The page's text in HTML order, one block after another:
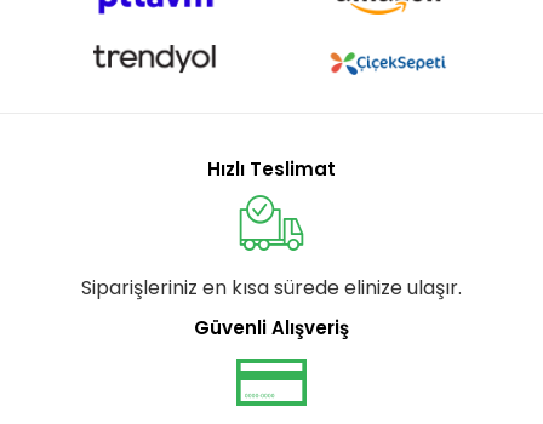
Hızlı Teslimat
Siparişleriniz en kısa sürede elinize ulaşır.
Güvenli Alışveriş